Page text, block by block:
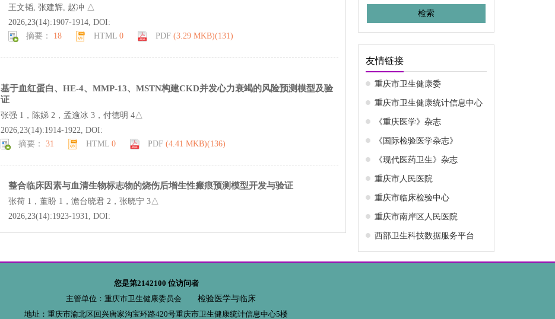
王文韬, 张建辉, 赵冲 △
2026,23(14):1907-1914, DOI:
摘要： 18 HTML 0 PDF (3.29 MKB)(131)
基于血红蛋白、HE-4、MMP-13、MSTN构建CKD并发心力衰竭的风险预测模型及验
证
张强 1，陈娣 2，孟逾冰 3，付德明 4△
2026,23(14):1914-1922, DOI:
摘要： 31 HTML 0 PDF (4.41 MKB)(136)
整合临床因素与血清生物标志物的烧伤后增生性瘢痕预测模型开发与验证
张荷 1，董盼 1，澹台晓君 2，张晓宁 3△
2026,23(14):1923-1931, DOI:
尿液DKK-3、KIM-1、Netrin-1联合检测在2型糖尿病肾病早期诊断及预后预测中的临
张琼，雒娟 △，王青青，梁赵云，高海燕
友情链接
重庆市卫生健康委
重庆市卫生健康统计信息中心
《重庆医学》杂志
《国际检验医学杂志》
《现代医药卫生》杂志
重庆市人民医院
重庆市临床检验中心
重庆市南岸区人民医院
西部卫生科技数据服务平台
您是第2142100 位访问者
主管单位：重庆市卫生健康委员会
检验医学与临床
地址：重庆市渝北区回兴唐家沟宝环路420号重庆市卫生健康统计信息中心5楼